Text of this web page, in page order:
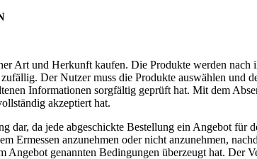
Art und Herkunft kaufen. Die Produkte werden nach
Der Nutzer muss die Produkte auswählen und
Informationen sorgfältig geprüft hat. Mit dem
akzeptiert hat.
dar, da jede abgeschickte Bestellung ein Angebot für
Ermessen anzunehmen oder nicht anzunehmen,
Angebot genannten Bedingungen überzeugt hat. Der